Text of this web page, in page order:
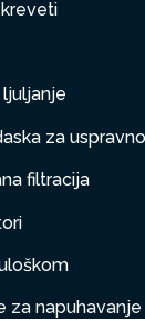
za
filtracija
za napuhavanje